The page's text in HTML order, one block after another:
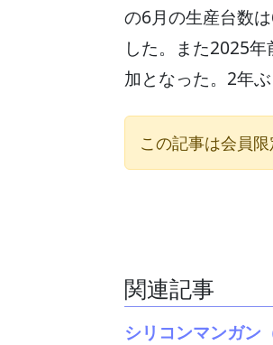
の6月の生産台数
した。また2025
加となった。2年ぶ
この記事は会員
関連記事
シリコンマンガ